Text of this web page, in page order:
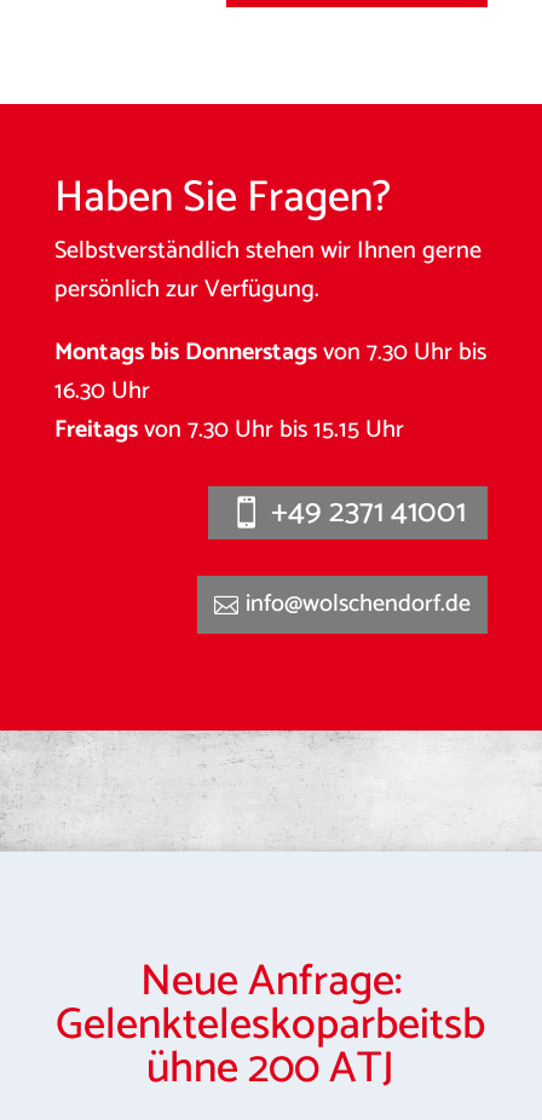
Haben Sie Fragen?
Selbstverständlich stehen wir Ihnen gerne
persönlich zur Verfügung.
Montags bis Donnerstagsvon 7.30 Uhr bis
16.30 Uhr
Freitagsvon 7.30 Uhr bis 15.15 Uhr
+49 2371 41001
info@wolschendorf.de
Neue Anfrage:
Gelenkteleskoparbeitsb
ühne 200 ATJ